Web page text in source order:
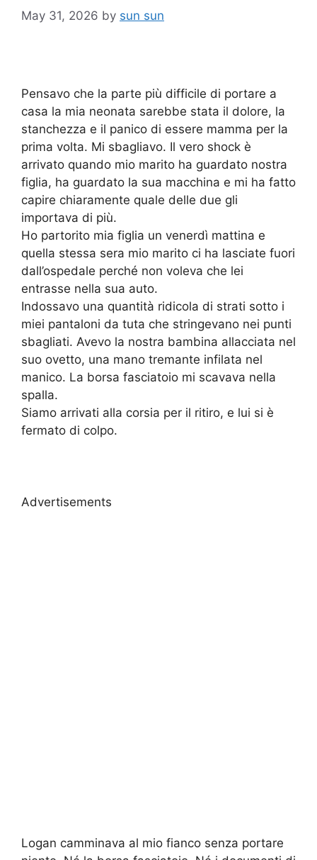
May 31, 2026 by sun sun
Pensavo che la parte più difficile di portare a
casa la mia neonata sarebbe stata il dolore, la
stanchezza e il panico di essere mamma per la
prima volta. Mi sbagliavo. Il vero shock è
arrivato quando mio marito ha guardato nostra
figlia, ha guardato la sua macchina e mi ha fatto
capire chiaramente quale delle due gli
importava di più.
Ho partorito mia figlia un venerdì mattina e
quella stessa sera mio marito ci ha lasciate fuori
dall’ospedale perché non voleva che lei
entrasse nella sua auto.
Indossavo una quantità ridicola di strati sotto i
miei pantaloni da tuta che stringevano nei punti
sbagliati. Avevo la nostra bambina allacciata nel
suo ovetto, una mano tremante infilata nel
manico. La borsa fasciatoio mi scavava nella
spalla.
Siamo arrivati alla corsia per il ritiro, e lui si è
fermato di colpo.
Advertisements
Logan camminava al mio fianco senza portare